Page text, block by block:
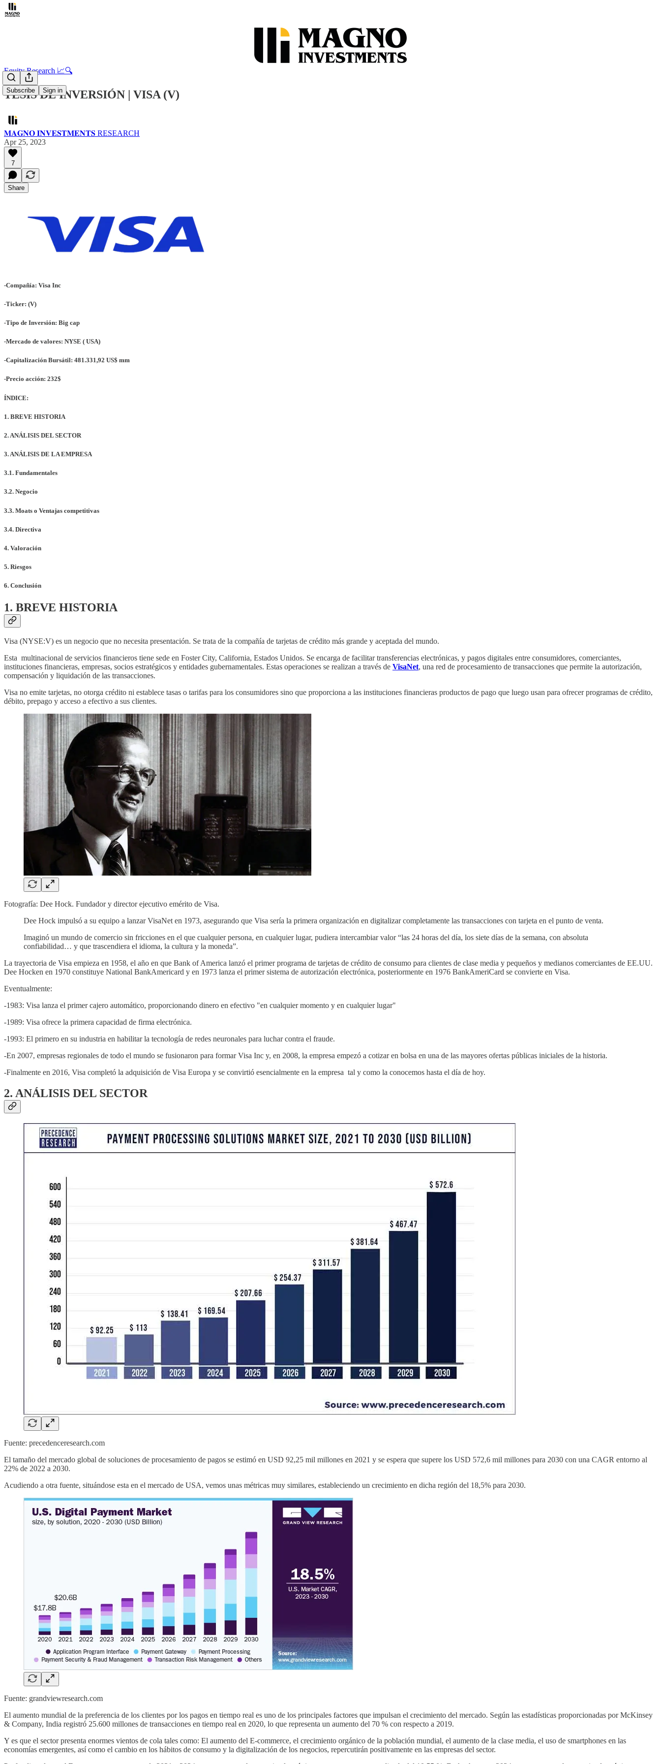
Subscribe Sign in
Equity Research 📈🔍
TESIS DE INVERSIÓN | VISA (V)
𝐌𝐀𝐆𝐍𝐎 𝐈𝐍𝐕𝐄𝐒𝐓𝐌𝐄𝐍𝐓𝐒 RESEARCH
Apr 25, 2023
7
Share
-Compañía: Visa Inc
-Ticker: (V)
-Tipo de Inversión: Big cap
-Mercado de valores: NYSE ( USA)
-Capitalización Bursátil: 481.331,92 US$ mm
-Precio acción: 232$
ÍNDICE:
1. BREVE HISTORIA
2. ANÁLISIS DEL SECTOR
3. ANÁLISIS DE LA EMPRESA
3.1. Fundamentales
3.2. Negocio
3.3. Moats o Ventajas competitivas
3.4. Directiva
4. Valoración
5. Riesgos
6. Conclusión
1. BREVE HISTORIA
Visa (NYSE:V) es un negocio que no necesita presentación. Se trata de la compañía de tarjetas de crédito más grande y aceptada del mundo.
Esta multinacional de servicios financieros tiene sede en Foster City, California, Estados Unidos. Se encarga de facilitar transferencias electrónicas, y pagos digitales entre consumidores, comerciantes,
instituciones financieras, empresas, socios estratégicos y entidades gubernamentales. Estas operaciones se realizan a través de VisaNet, una red de procesamiento de transacciones que permite la autorización,
compensación y liquidación de las transacciones.
Visa no emite tarjetas, no otorga crédito ni establece tasas o tarifas para los consumidores sino que proporciona a las instituciones financieras productos de pago que luego usan para ofrecer programas de crédito,
débito, prepago y acceso a efectivo a sus clientes.
Fotografía: Dee Hock. Fundador y director ejecutivo emérito de Visa.
Dee Hock impulsó a su equipo a lanzar VisaNet en 1973, asegurando que Visa sería la primera organización en digitalizar completamente las transacciones con tarjeta en el punto de venta.
Imaginó un mundo de comercio sin fricciones en el que cualquier persona, en cualquier lugar, pudiera intercambiar valor “las 24 horas del día, los siete días de la semana, con absoluta
confiabilidad… y que trascendiera el idioma, la cultura y la moneda”.
La trayectoria de Visa empieza en 1958, el año en que Bank of America lanzó el primer programa de tarjetas de crédito de consumo para clientes de clase media y pequeños y medianos comerciantes de EE.UU.
Dee Hocken en 1970 constituye National BankAmericard y en 1973 lanza el primer sistema de autorización electrónica, posteriormente en 1976 BankAmeriCard se convierte en Visa.
Eventualmente:
-1983: Visa lanza el primer cajero automático, proporcionando dinero en efectivo "en cualquier momento y en cualquier lugar"
-1989: Visa ofrece la primera capacidad de firma electrónica.
-1993: El primero en su industria en habilitar la tecnología de redes neuronales para luchar contra el fraude.
-En 2007, empresas regionales de todo el mundo se fusionaron para formar Visa Inc y, en 2008, la empresa empezó a cotizar en bolsa en una de las mayores ofertas públicas iniciales de la historia.
-Finalmente en 2016, Visa completó la adquisición de Visa Europa y se convirtió esencialmente en la empresa tal y como la conocemos hasta el día de hoy.
2. ANÁLISIS DEL SECTOR
Fuente: precedenceresearch.com
El tamaño del mercado global de soluciones de procesamiento de pagos se estimó en USD 92,25 mil millones en 2021 y se espera que supere los USD 572,6 mil millones para 2030 con una CAGR entorno al
22% de 2022 a 2030.
Acudiendo a otra fuente, situándose esta en el mercado de USA, vemos unas métricas muy similares, estableciendo un crecimiento en dicha región del 18,5% para 2030.
Fuente: grandviewresearch.com
El aumento mundial de la preferencia de los clientes por los pagos en tiempo real es uno de los principales factores que impulsan el crecimiento del mercado. Según las estadísticas proporcionadas por McKinsey
& Company, India registró 25.600 millones de transacciones en tiempo real en 2020, lo que representa un aumento del 70 % con respecto a 2019.
Y es que el sector presenta enormes vientos de cola tales como: El aumento del E-commerce, el crecimiento orgánico de la población mundial, el aumento de la clase media, el uso de smartphones en las
economías emergentes, así como el cambio en los hábitos de consumo y la digitalización de los negocios, repercutirán positivamente en las empresas del sector.